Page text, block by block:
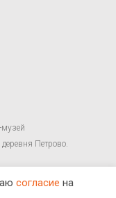
Петрово.
согласие на